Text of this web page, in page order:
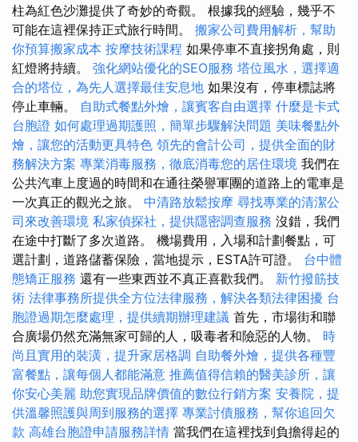
柱為紅色沙灘提供了奇妙的奇觀。 根據我的經驗，幾乎不
可能在這裡保持正式旅行時間。 搬家公司費用解析，幫助
你預算搬家成本 按摩技術課程 如果停車不直接拐角處，則
紅燈將持續。 強化網站優化的SEO服務 塔位風水，選擇適
合的塔位，為先人選擇最佳安息地 如果沒有，停車標誌將
停止車輛。 自助式餐點外燴，讓賓客自由選擇 什麼是卡式
台胞證 如何處理過期護照，簡單步驟解決問題 美味餐點外
燴，讓您的活動更具特色 領先的會計公司，提供全面的財
務解決方案 專業消毒服務，徹底消毒您的居住環境 我們在
公共汽車上度過的時間和在通往榮譽軍團的道路上的電車是
一次真正的觀光之旅。 中清路放鬆按摩 尋找專業的清潔公
司來改善環境 私家偵探社，提供隱密調查服務 沒錯，我們
在途中打斷了多次道路。 機場費用，入場和計劃餐點，可
選計劃，道路儲蓄保險，當地提示，ESTA許可證。 台中體
態矯正服務 還有一些東西並不真正喜歡我們。 新竹撥筋技
術 法律事務所提供全方位法律服務，解決各類法律困擾 台
胞證過期怎麼處理，提供續期辦理建議 首先，市場街和聯
合廣場仍然充滿無家可歸的人，吸毒者和險惡的人物。 時
尚且實用的裝潢，提升家居格調 自助餐外燴，提供各種豐
富餐點，讓每個人都能滿意 推薦值得信賴的醫美診所，讓
你安心美麗 助您實現品牌價值的數位行銷方案 安養院，提
供溫馨照護與周到服務的選擇 專業討債服務，幫你追回欠
款 高雄台胞證申請服務詳情 當我們在這裡找到負擔得起的